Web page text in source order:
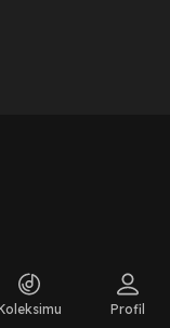
Profil